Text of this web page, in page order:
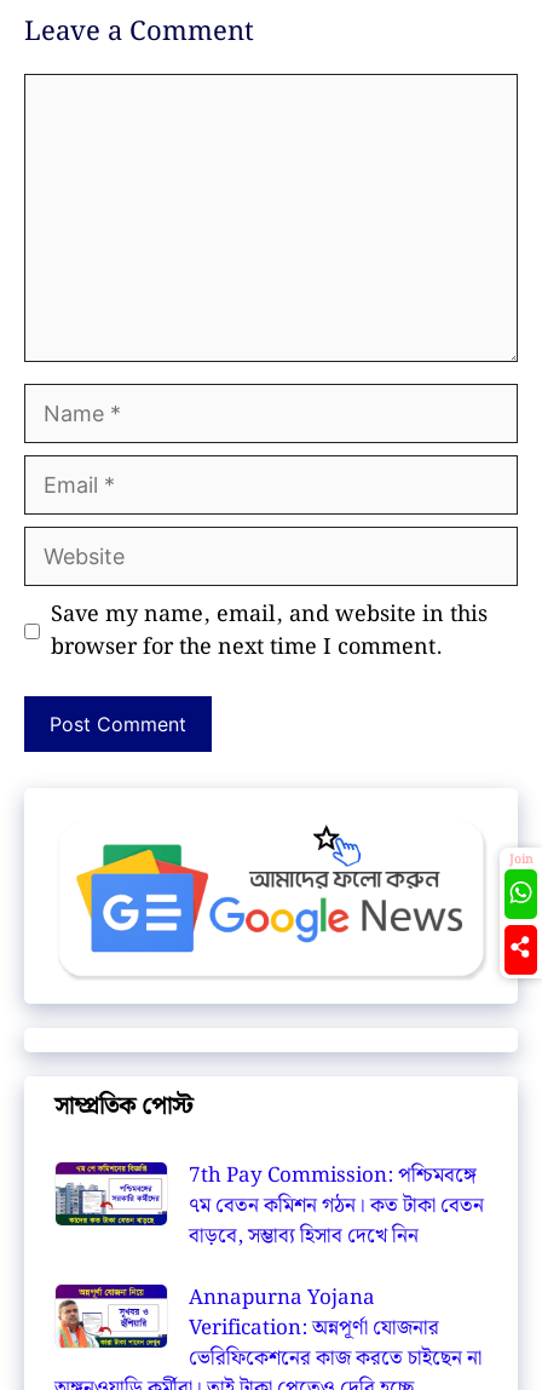
Leave a Comment
Name
Email
Website
Save my name, email, and website in this
browser for the next time I comment.
সাম্প্রতিক পোস্ট
7th Pay Commission: পশ্চিমবঙ্গে
৭ম বেতন কমিশন গঠন। কত টাকা বেতন
বাড়বে, সম্ভাব্য হিসাব দেখে নিন
Annapurna Yojana
Verification: অন্নপূর্ণা যোজনার
ভেরিফিকেশনের কাজ করতে চাইছেন না
Join